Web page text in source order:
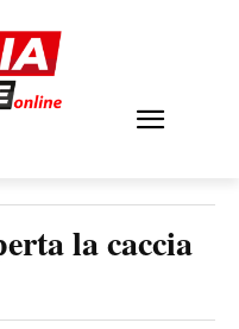
la caccia